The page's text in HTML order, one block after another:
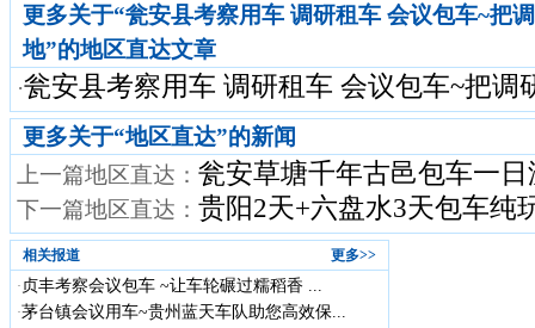
更多关于“瓮安县考察用车 调研租车 会议包车~把
地”的地区直达文章
·瓮安县考察用车 调研租车 会议包车~把调
更多关于“地区直达”的新闻
上一篇地区直达： 瓮安草塘千年古邑包车一日
下一篇地区直达： 贵阳2天+六盘水3天包车纯
更多>>
相关报道
· 贞丰考察会议包车 ~让车轮碾过糯稻香 ...
·茅台镇会议用车~贵州蓝天车队助您高效保...